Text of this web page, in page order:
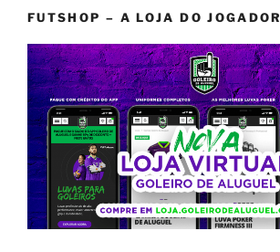
FUTSHOP – A LOJA DO JOGADOR